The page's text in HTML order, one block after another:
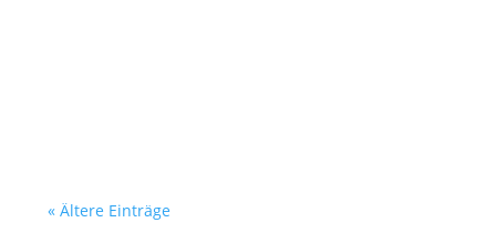
« Ältere Einträge